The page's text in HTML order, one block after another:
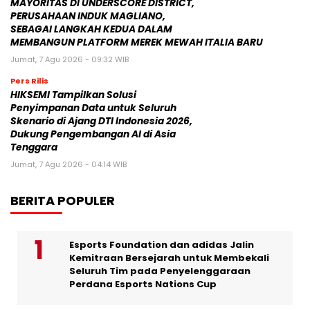
MAYORITAS DI UNDERSCORE DISTRICT,
PERUSAHAAN INDUK MAGLIANO,
SEBAGAI LANGKAH KEDUA DALAM
MEMBANGUN PLATFORM MEREK MEWAH ITALIA BARU
Jumat, 7 Agu 2026 - 09:32 WIB
Pers Rilis
HIKSEMI Tampilkan Solusi
Penyimpanan Data untuk Seluruh
Skenario di Ajang DTI Indonesia 2026,
Dukung Pengembangan AI di Asia
Tenggara
Jumat, 7 Agu 2026 - 04:14 WIB
BERITA POPULER
Esports Foundation dan adidas Jalin
Kemitraan Bersejarah untuk Membekali
Seluruh Tim pada Penyelenggaraan
Perdana Esports Nations Cup